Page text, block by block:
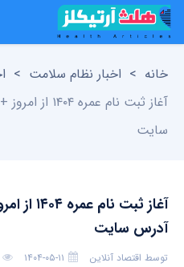
خانه > اخبار نظام سلامت >
آغاز ثبت نام
سایت
آغاز ثبت
آدرس سایت
توسط اقتصاد آنلاین ۱۴۰۴-۰۵-۱۱